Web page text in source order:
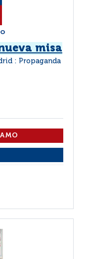
misa
: Propaganda